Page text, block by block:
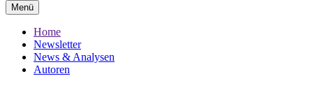
Menü
Home
Newsletter
News & Analysen
Autoren